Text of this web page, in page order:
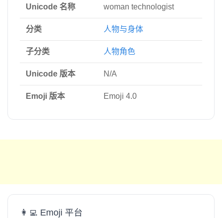
Unicode 名称 woman technologist
分类 人物与身体
子分类 人物角色
Unicode 版本 N/A
Emoji 版本 Emoji 4.0
👩‍💻 Emoji 平台